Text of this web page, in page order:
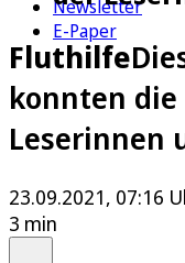
Newsletter
E-Paper
Fluthilfe
konnten die
Leserinnen
23.09.2021, 07:16
3 min